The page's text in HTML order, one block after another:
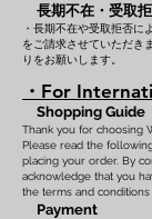
長期不在・受取
・長期不在や受取拒否に
をご請求させていただき
りをお願いします。
・For
Shopping Guide
Thank you for choosing
Please read the
placing your order. By
acknowledge that you
the terms and
Payment